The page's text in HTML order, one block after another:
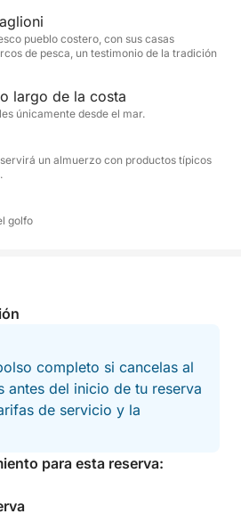
almuerzo con productos
de bebidas
la experiencia con los
quienes desean
de Palermo en un ambiente de
pueblo costero, con sus casas
de pesca, un testimonio de la tradición
largo de la costa
únicamente desde el mar.
un almuerzo con productos típicos
golfo
completo si cancelas al
antes del inicio de tu reserva
de servicio y la
para esta reserva: